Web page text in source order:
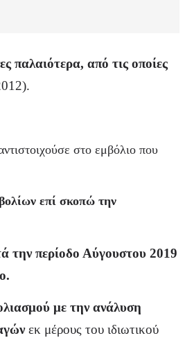
παλαιότερα, από τις οποίες
στο εμβόλιο που
επί σκοπώ την
την περίοδο Αύγουστου 2019
με την ανάλυση
εκ μέρους του ιδιωτικού